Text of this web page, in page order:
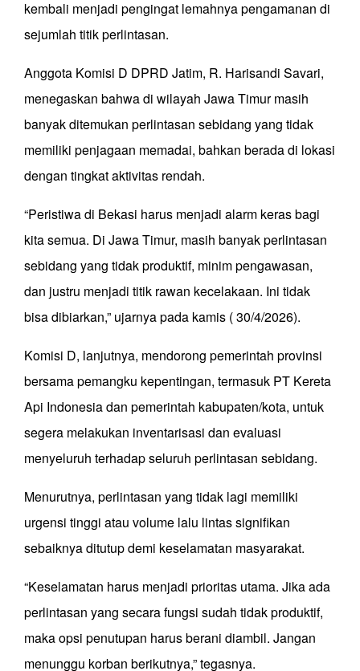
kembali menjadi pengingat lemahnya pengamanan di
sejumlah titik perlintasan.
Anggota Komisi D DPRD Jatim, R. Harisandi Savari,
menegaskan bahwa di wilayah Jawa Timur masih
banyak ditemukan perlintasan sebidang yang tidak
memiliki penjagaan memadai, bahkan berada di lokasi
dengan tingkat aktivitas rendah.
“Peristiwa di Bekasi harus menjadi alarm keras bagi
kita semua. Di Jawa Timur, masih banyak perlintasan
sebidang yang tidak produktif, minim pengawasan,
dan justru menjadi titik rawan kecelakaan. Ini tidak
bisa dibiarkan,” ujarnya pada kamis ( 30/4/2026).
Komisi D, lanjutnya, mendorong pemerintah provinsi
bersama pemangku kepentingan, termasuk PT Kereta
Api Indonesia dan pemerintah kabupaten/kota, untuk
segera melakukan inventarisasi dan evaluasi
menyeluruh terhadap seluruh perlintasan sebidang.
Menurutnya, perlintasan yang tidak lagi memiliki
urgensi tinggi atau volume lalu lintas signifikan
sebaiknya ditutup demi keselamatan masyarakat.
“Keselamatan harus menjadi prioritas utama. Jika ada
perlintasan yang secara fungsi sudah tidak produktif,
maka opsi penutupan harus berani diambil. Jangan
menunggu korban berikutnya,” tegasnya.